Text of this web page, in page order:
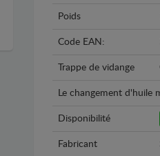
Poids
Code EAN:
Trappe de vidange
Le changement d'huile
Disponibilité
Fabricant